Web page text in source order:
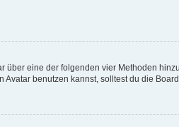
über eine der folgenden vier Methoden
benutzen kannst, solltest du die